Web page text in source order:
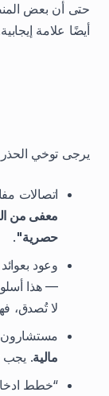
حتى أن بعض
أيضًا علامة إيجابية.
يرجى توخي الحذر
اتصالات
معفى من
حصرية".
وعود
— هذا
لا تُصدق،
مستشارون
مالية. يجب